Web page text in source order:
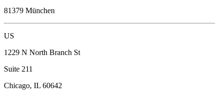
81379 München
US
1229 N North Branch St
Suite 211
Chicago, IL 60642